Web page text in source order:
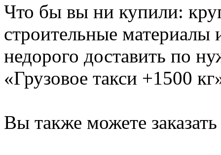
Что бы вы ни купили:
строительные
недорого доставить по
«Грузовое такси +1500
Вы также можете